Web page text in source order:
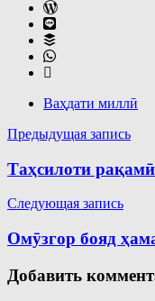
Ваҳдати миллӣ
Навигация
по
записям
Предыдущая запись
Таҳсилоти
Следующая запись
Омӯзгор бояд
Добавить